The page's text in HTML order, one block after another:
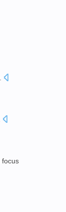
focus